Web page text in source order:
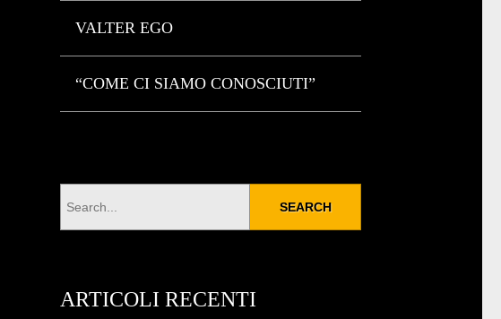
VALTER EGO
“COME CI SIAMO CONOSCIUTI”
ARTICOLI RECENTI